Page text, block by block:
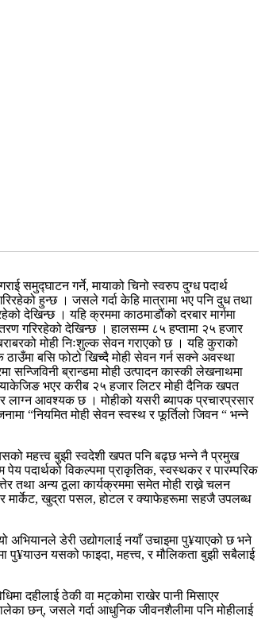
समुद्घाटन गर्ने, मायाको चिनो स्वरुप दुग्ध पदार्थ
हुन्छ । जसले गर्दा केहि मात्रामा भए पनि दुध तथा
देखिन्छ । यहि क्रममा काठमाडौंको दरबार मार्गमा
गरिरहेको देखिन्छ । हालसम्म ८५ हप्तामा २५ हजार
मोही निःशुल्क सेवन गराएको छ । यहि कुराको
बसि फोटो खिच्दै मोही सेवन गर्न सक्ने अवस्था
ब्रान्डमा मोही उत्पादन कास्की लेखनाथमा
भएर करीब २५ हजार लिटर मोही दैनिक खपत
लाग्न आवश्यक छ । मोहीको यसरी ब्यापक प्रचारप्रसार
“नियमित मोही सेवन स्वस्थ र फूर्तिलो जिवन “ भन्ने
महत्त्व बुझी स्वदेशी खपत पनि बढ्छ भन्ने नै प्रमुख
पदार्थको विकल्पमा प्राकृतिक, स्वस्थकर र पारम्परिक
तथा अन्य ठूला कार्यक्रममा समेत मोही राख्ने चलन
मार्केट, खुद्रा पसल, होटल र क्याफेहरूमा सहजै उपलब्ध
अभियानले डेरी उद्योगलाई नयाँ उचाइमा पु¥याएको छ भने
पु¥याउन यसको फाइदा, महत्त्व, र मौलिकता बुझी सबैलाई
दहीलाई ठेकी वा मट्कोमा राखेर पानी मिसाएर
छन्, जसले गर्दा आधुनिक जीवनशैलीमा पनि मोहीलाई